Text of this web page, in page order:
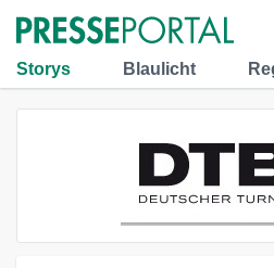
Storys Blaulicht